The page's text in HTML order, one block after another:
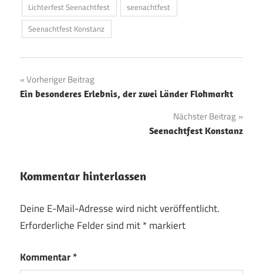
Lichterfest Seenachtfest
seenachtfest
Seenachtfest Konstanz
Beitragsnavigation
Vorheriger Beitrag
Ein besonderes Erlebnis, der zwei Länder Flohmarkt
Nächster Beitrag
Seenachtfest Konstanz
Kommentar hinterlassen
Deine E-Mail-Adresse wird nicht veröffentlicht.
Erforderliche Felder sind mit*markiert
Kommentar*